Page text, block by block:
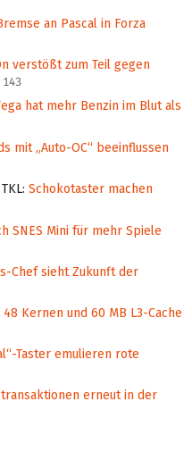
an Pascal in Forza
verstößt zum Teil gegen
143
hat mehr Benzin im Blut als
mit „Auto-OC“ beeinflussen
: Schokotaster machen
SNES Mini für mehr Spiele
Chef sieht Zukunft der
48 Kernen und 60 MB L3-Cache
Taster emulieren rote
erneut in der